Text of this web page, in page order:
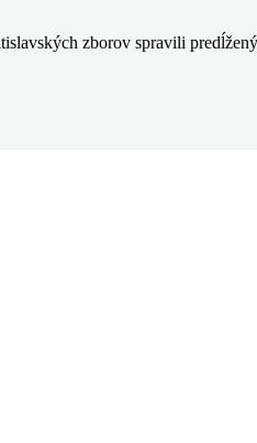
zborov spravili